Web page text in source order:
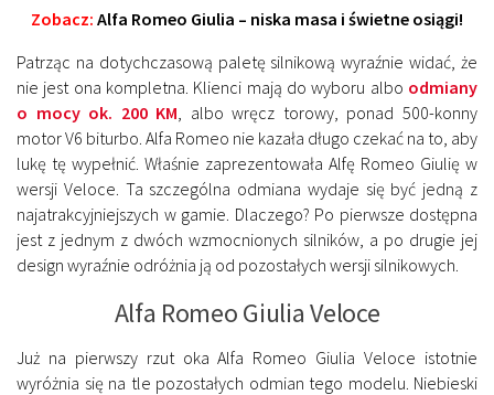
Zobacz: Alfa Romeo Giulia – niska masa i świetne osiągi!
Patrząc na dotychczasową paletę silnikową wyraźnie widać, że
nie jest ona kompletna. Klienci mają do wyboru albo odmiany
o mocy ok. 200 KM , albo wręcz torowy, ponad 500-konny
motor V6 biturbo. Alfa Romeo nie kazała długo czekać na to, aby
lukę tę wypełnić. Właśnie zaprezentowała Alfę Romeo Giulię w
wersji Veloce. Ta szczególna odmiana wydaje się być jedną z
najatrakcyjniejszych w gamie. Dlaczego? Po pierwsze dostępna
jest z jednym z dwóch wzmocnionych silników, a po drugie jej
design wyraźnie odróżnia ją od pozostałych wersji silnikowych.
Alfa Romeo Giulia Veloce
Już na pierwszy rzut oka Alfa Romeo Giulia Veloce istotnie
wyróżnia się na tle pozostałych odmian tego modelu. Niebieski